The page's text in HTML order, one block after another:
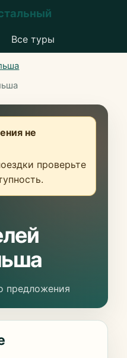
Все туры
не
проверьте
предложения